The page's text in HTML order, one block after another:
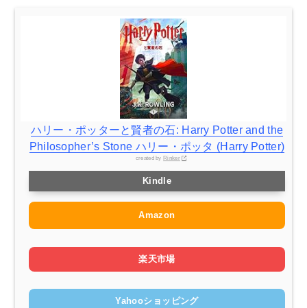
ハリー・ポッターと賢者の石: Harry Potter and the
Philosopher’s Stone ハリー・ポッタ (Harry Potter)
created by Rinker
Kindle
Amazon
楽天市場
Yahooショッピング